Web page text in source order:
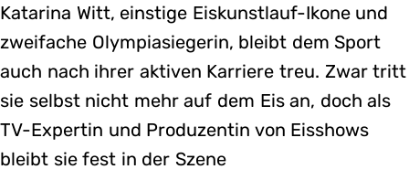
Katarina Witt, einstige Eiskunstlauf-Ikone und
zweifache Olympiasiegerin, bleibt dem Sport
auch nach ihrer aktiven Karriere treu. Zwar tritt
sie selbst nicht mehr auf dem Eis an, doch als
TV-Expertin und Produzentin von Eisshows
bleibt sie fest in der Szene